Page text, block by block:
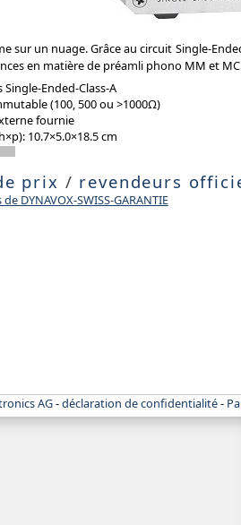
sur un nuage. Grâce au circuit Single-
en matière de préamli phono MM et
Ended-Class-A
(100, 500 ou >1000Ω)
fournie
10.7×5.0×18.5 cm
prix / revendeurs
DYNAVOX-SWISS-GARANTIE
AG-déclaration de confidentialité-